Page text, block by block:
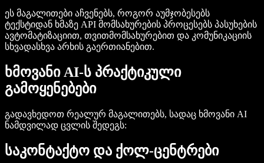
ეს მაგალითები აჩვენებს, როგორ აუმჯობესებს
ტექსტიდან ხმაზე API მომსახურების პროცესებს პასუხების
ავტომატიზაციით, თვითმომსახურებით და კომუნიკაციის
სხვადასხვა არხის გაერთიანებით.
ხმოვანი AI-ს პრაქტიკული
გამოყენებები
გადავხედოთ რეალურ მაგალითებს, სადაც ხმოვანი AI
ნამდვილად ცვლის შედეგს:
საკონტაქტო და ქოლ-ცენტრები